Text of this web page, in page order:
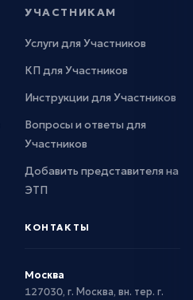
УЧАСТНИКАМ
Услуги для Участников
КП для Участников
Инструкции для Участников
Вопросы и ответы для
Участников
Добавить представителя на
ЭТП
КОНТАКТЫ
Москва
127030, г. Москва, вн. тер. г.